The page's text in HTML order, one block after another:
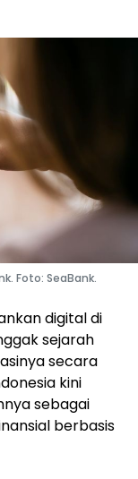
Foto: SeaBank.
digital di
sejarah
secara
kini
sebagai
berbasis